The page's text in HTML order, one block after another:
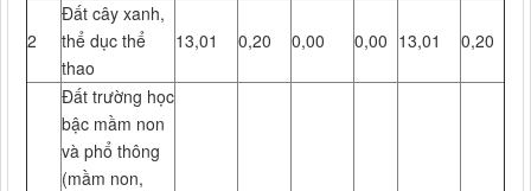
2
Đất cây xanh,
thể dục thể
thao
13,01 0,20 0,00 0,00 13,01 0,20
Đất trường học
bậc mầm non
và phổ thông
(mầm non,